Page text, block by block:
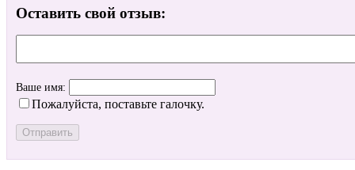
Оставить свой отзыв:
Ваше имя:
Пожалуйста, поставьте галочку.